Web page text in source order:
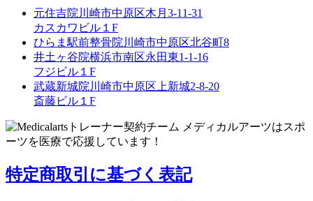
元住吉院 川崎市中原区木月3-11-31
カスカワビル１F
ひらま駅前整骨院 川崎市中原区北谷町8
井土ヶ谷院横浜市南区永田東1-1-16
フジビル１F
武蔵新城院 川崎市中原区上新城2-8-20
斎藤ビル１F
特定商取引に基づく表記